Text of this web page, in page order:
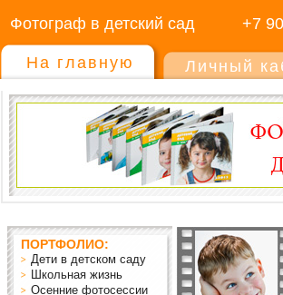
Фотограф в детский сад +7
На главную Личный
ПОРТФОЛИО:
Дети в детском саду
Школьная жизнь
Осенние фотосессии